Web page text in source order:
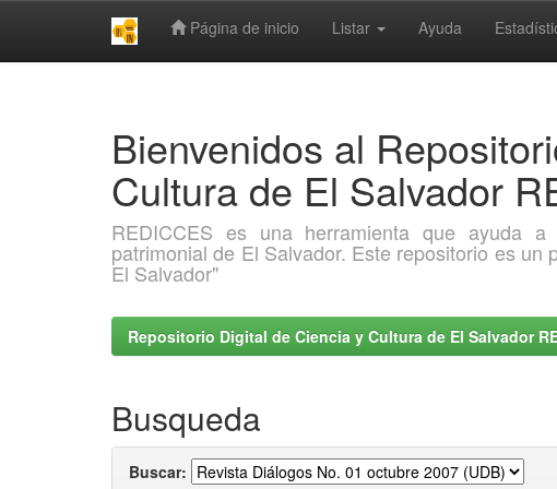
Página de inicio Listar Ayuda
Bienvenidos al
Cultura de El Salvador
REDICCES es una herramienta que ayuda
patrimonial de El Salvador. Este repositorio es
El Salvador"
Repositorio Digital de Ciencia y Cultura de El Salvador
Busqueda
Buscar: